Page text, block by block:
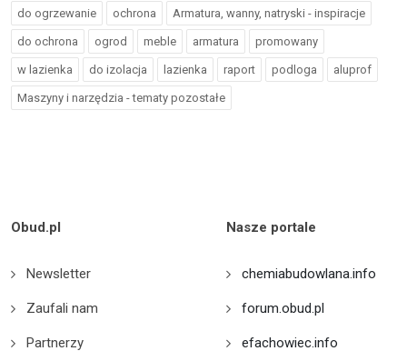
do ogrzewanie ochrona Armatura, wanny, natryski - inspiracje
do ochrona ogrod meble armatura promowany
w lazienka do izolacja lazienka raport podloga aluprof
Maszyny i narzędzia - tematy pozostałe
Obud.pl
Newsletter
Zaufali nam
Partnerzy
Nasze portale
chemiabudowlana.info
forum.obud.pl
efachowiec.info